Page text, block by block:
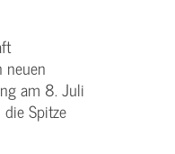
neuen
am 8. Juli
Spitze